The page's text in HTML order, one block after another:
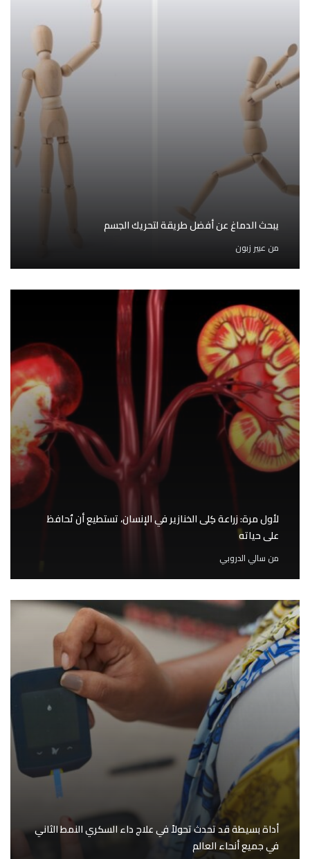
يبحث الدماغ عن أفضل طريقة لتحريك الجسم
من عبير زبون
لأول مرة: زراعة كِلى الخنازير في الإنسان، تستطيع أن تُحافظ
على حياته
من سالي الدروبي
أداة بسيطة قد تحدث تحولاً في علاج داء السكري النمط الثاني
في جميع أنحاء العالم